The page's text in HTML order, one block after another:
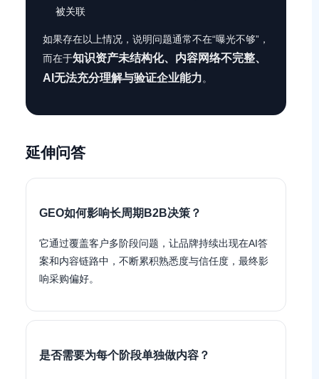
被关联
如果存在以上情况，说明问题通常不在“曝光不够”，
而在于知识资产未结构化、内容网络不完整、
AI无法充分理解与验证企业能力。
延伸问答
GEO如何影响长周期B2B决策？
它通过覆盖客户多阶段问题，让品牌持续出现在AI答
案和内容链路中，不断累积熟悉度与信任度，最终影
响采购偏好。
是否需要为每个阶段单独做内容？